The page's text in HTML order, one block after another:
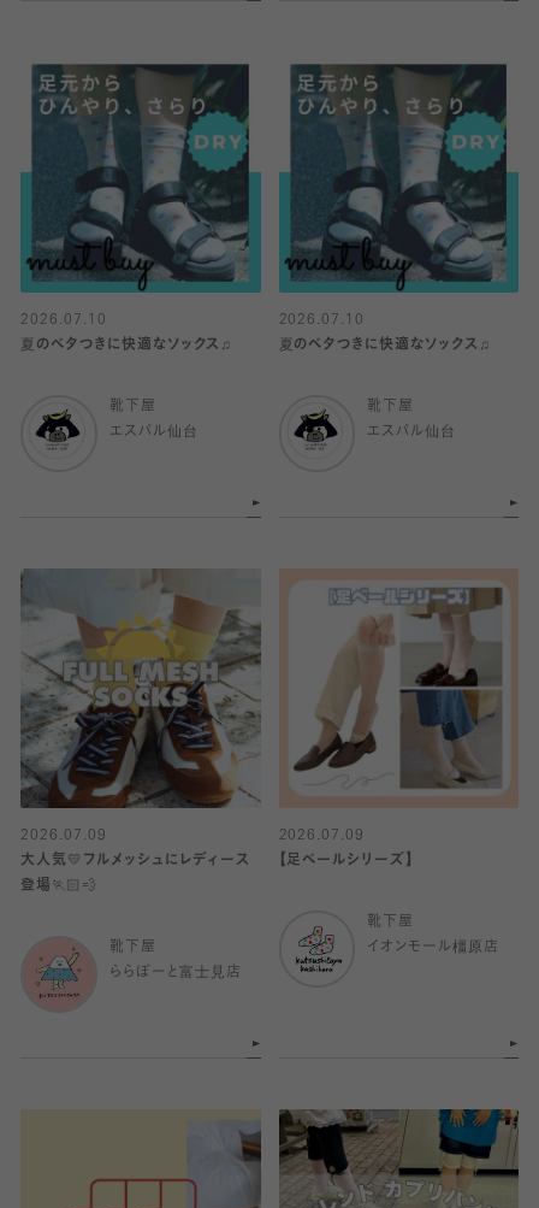
2026.07.10
夏のベタつきに快適なソックス♫
靴下屋
エスパル仙台
2026.07.10
夏のベタつきに快適なソックス♫
靴下屋
エスパル仙台
2026.07.09
大人気💛フルメッシュにレディース
登場🏃🏻💨
靴下屋
ららぽーと富士見店
2026.07.09
【足ベールシリーズ】
靴下屋
イオンモール橿原店